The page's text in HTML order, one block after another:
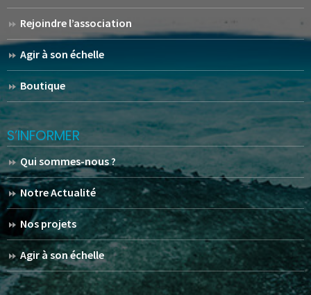
Rejoindre l’association
Agir à son échelle
Boutique
S’INFORMER
Qui sommes-nous ?
Notre Actualité
Nos projets
Agir à son échelle